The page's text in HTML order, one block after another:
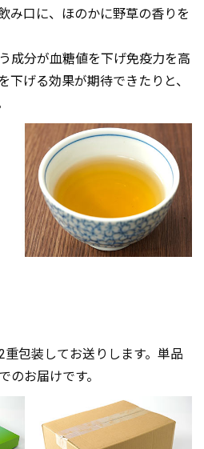
み口に、ほのかに野草の香りを
成分が血糖値を下げ免疫力を高
下げる効果が期待できたりと、
包装してお送りします。単品
のお届けです。